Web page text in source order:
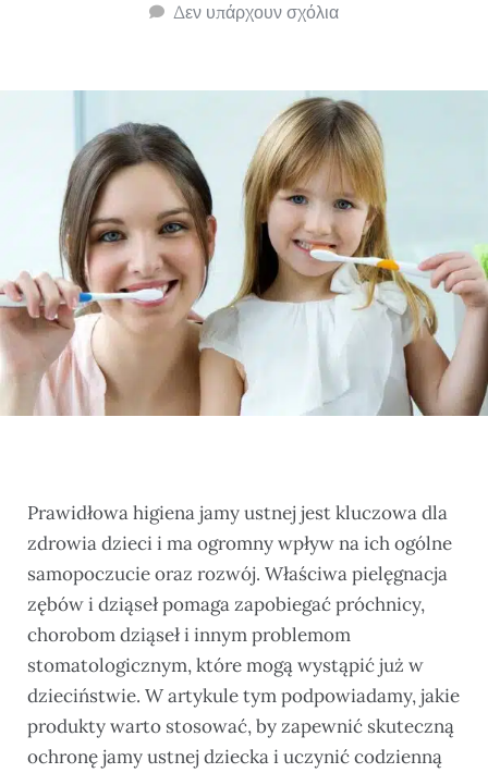
Δεν υπάρχουν σχόλια
Prawidłowa higiena jamy ustnej jest kluczowa dla
zdrowia dzieci i ma ogromny wpływ na ich ogólne
samopoczucie oraz rozwój. Właściwa pielęgnacja
zębów i dziąseł pomaga zapobiegać próchnicy,
chorobom dziąseł i innym problemom
stomatologicznym, które mogą wystąpić już w
dzieciństwie. W artykule tym podpowiadamy, jakie
produkty warto stosować, by zapewnić skuteczną
ochronę jamy ustnej dziecka i uczynić codzienną